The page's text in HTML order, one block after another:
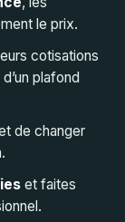
le prix.
cotisations
plafond
de changer
et faites